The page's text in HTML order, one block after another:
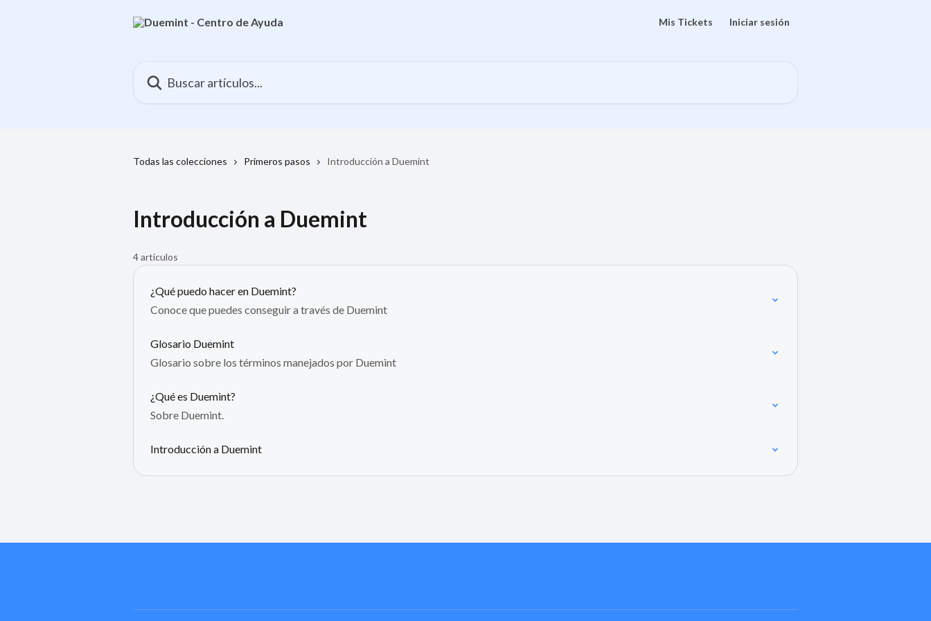
Mis Tickets Iniciar sesión
Todas las colecciones Primeros pasos Introducción a Duemint
Introducción a Duemint
4 artículos
¿Qué puedo hacer en Duemint?
Conoce que puedes conseguir a través de Duemint
Glosario Duemint
Glosario sobre los términos manejados por Duemint
¿Qué es Duemint?
Sobre Duemint.
Introducción a Duemint